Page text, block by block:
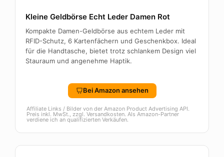
Kleine Geldbörse Echt Leder Damen Rot
Kompakte Damen-Geldbörse aus echtem Leder mit
RFID-Schutz, 6 Kartenfächern und Geschenkbox. Ideal
für die Handtasche, bietet trotz schlankem Design viel
Stauraum und angenehme Haptik.
Bei Amazon ansehen
Affiliate Links / Bilder von der Amazon Product Advertising API.
Preis inkl. MwSt., zzgl. Versandkosten. Als Amazon-Partner
verdiene ich an qualifizierten Verkäufen.